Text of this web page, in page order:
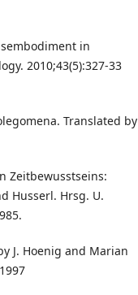
in
2010;43(5):327-33
Translated by
Zeitbewusstseins:
Husserl. Hrsg. U.
J. Hoenig and Marian